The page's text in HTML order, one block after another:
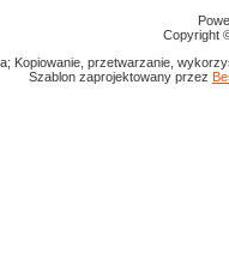
Copyright
Kopiowanie, przetwarzanie,
Szablon zaprojektowany przez